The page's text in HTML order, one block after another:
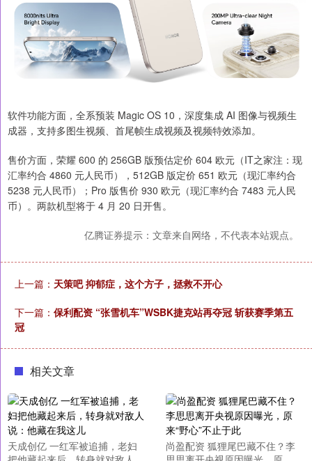
软件功能方面，全系预装 Magic OS 10，深度集成 AI 图像与视频生
成器，支持多图生视频、首尾帧生成视频及视频特效添加。
售价方面，荣耀 600 的 256GB 版预估定价 604 欧元（IT之家注：现
汇率约合 4860 元人民币），512GB 版定价 651 欧元（现汇率约合
5238 元人民币）；Pro 版售价 930 欧元（现汇率约合 7483 元人民
币）。两款机型将于 4 月 20 日开售。
亿腾证券提示：文章来自网络，不代表本站观点。
上一篇： 天策吧 抑郁症，这个方子，拯救不开心
下一篇： 保利配资 “张雪机车”WSBK捷克站再夺冠 斩获赛季第五
冠
相关文章
天成创亿 一红军被追捕，老妇
尚盈配资 狐狸尾巴藏不住？李